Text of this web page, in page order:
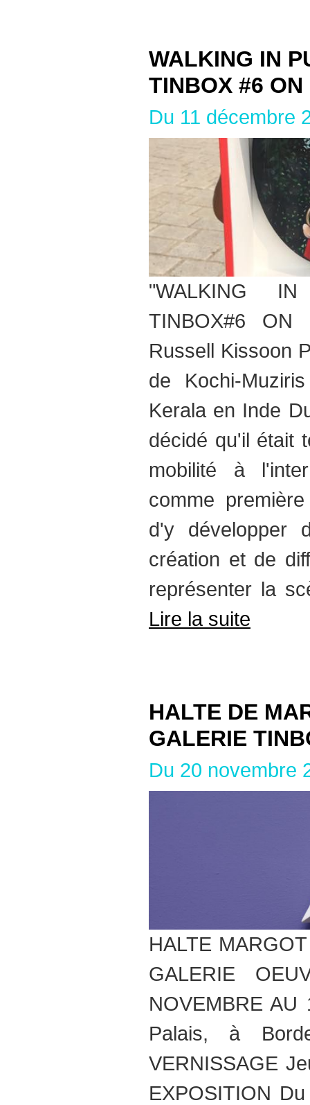
WALKING IN
TINBOX #6
Du 11 décembre
"WALKING
TINBOX#6
Russell Kissoon
de Kochi-
Kerala en Inde
décidé qu'il était
mobilité à
comme
d'y développer
création et de
représenter la
Lire la suite
HALTE DE
GALERIE
Du 20 novembre
HALTE
GALERIE
NOVEMBRE
Palais, à
VERNISSAGE
EXPOSITION